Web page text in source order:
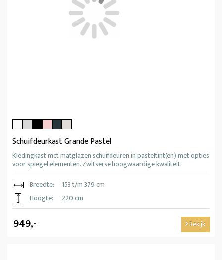
Schuifdeurkast Grande Pastel
Kledingkast met matglazen schuifdeuren in pasteltint(en) met opties
voor spiegel elementen. Zwitserse hoogwaardige kwaliteit.
Breedte:
153 t/m 379 cm
Hoogte:
220 cm
949,- Bekijk